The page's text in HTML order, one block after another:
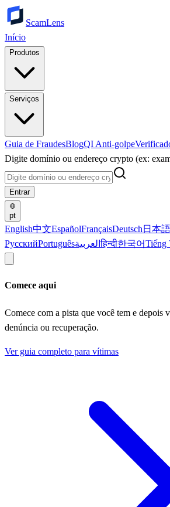
ScamLens
Início
Produtos
Serviços
Guia de FraudesBlogQI Anti-golpe
Digite domínio ou endereço crypto (ex:
Entrar
pt
English中文EspañolFrançaisDeutsch 日本語
РусскийPortuguêsالعربيةहिन्दी한국어Tiếng
Comece aqui
Comece com a pista que você tem e depois
denúncia ou recuperação.
Ver guia completo para vítimas